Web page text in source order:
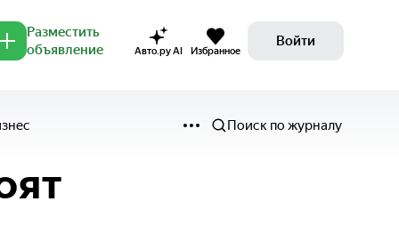
Разместить
объявление
Авто.ру AI Избранное
Войти
Поиск по журналу